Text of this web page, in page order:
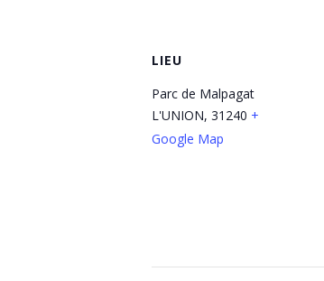
LIEU
Parc de Malpagat
L'UNION, 31240 +
Google Map